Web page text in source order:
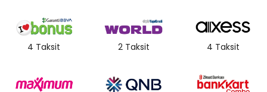
4 Taksit 2 Taksit 4 Taksit